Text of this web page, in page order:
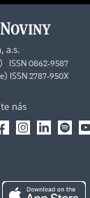
a.s.
ISSN 0862-9587
ISSN 2787-950X
nás